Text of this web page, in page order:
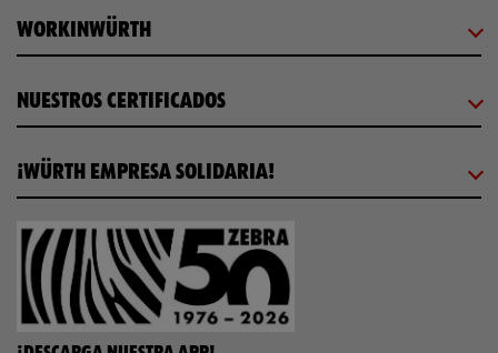
WORKINWÜRTH
NUESTROS CERTIFICADOS
¡WÜRTH EMPRESA SOLIDARIA!